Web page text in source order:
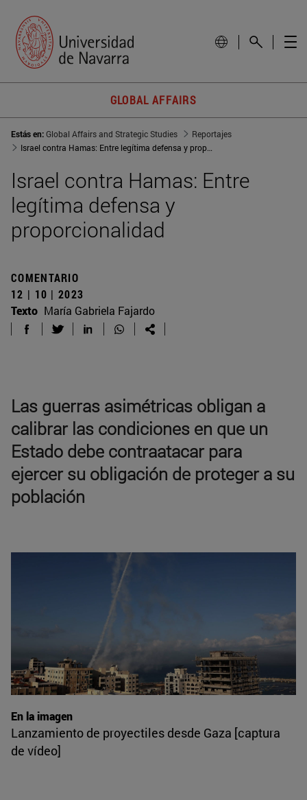
GLOBAL AFFAIRS
Estás en:Global Affairs and Strategic Studies
Reportajes
Israel contra Hamas: Entre legítima defensa y proporcionalidad
Israel contra Hamas: Entre
legítima defensa y
proporcionalidad
COMENTARIO
12 | 10 | 2023
Texto María Gabriela Fajardo
Las guerras asimétricas obligan a
calibrar las condiciones en que un
Estado debe contraatacar para
ejercer su obligación de proteger a su
población
En la imagen
Lanzamiento de proyectiles desde Gaza [captura
de vídeo]